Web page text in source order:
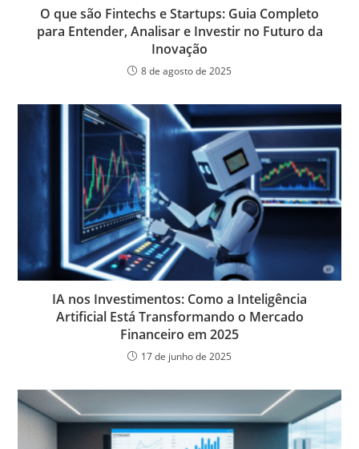
O que são Fintechs e Startups: Guia Completo
para Entender, Analisar e Investir no Futuro da
Inovação
8 de agosto de 2025
IA nos Investimentos: Como a Inteligência
Artificial Está Transformando o Mercado
Financeiro em 2025
17 de junho de 2025